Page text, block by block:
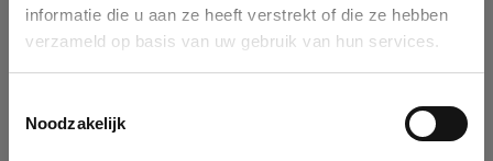
informatie die u aan ze heeft verstrekt of die ze hebben
verzameld op basis van uw gebruik van hun services.
Noodzakelijk
You can search a company in our database by name, VAT or
enterprise ID. When a company is selected it will auto-complete the
form. If you don't find your company in our database, you can create
Ok